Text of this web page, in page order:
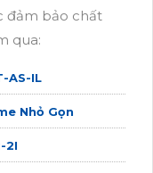
đảm bảo chất
qua:
AS-IL
Nhỏ Gọn
2I